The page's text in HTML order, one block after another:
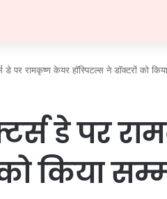
डे पर रामकृष्ण केयर हॉस्पिटल्स ने डॉक्टरों को
डे पर
किया